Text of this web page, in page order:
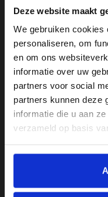
Deze website maakt
We gebruiken cookies
personaliseren, om
en om ons
informatie over uw
partners voor social
partners kunnen deze
informatie die u aan
verzameld op basis
Merk
Lenovo
Opslagruimte
256GB
Processor
8GB